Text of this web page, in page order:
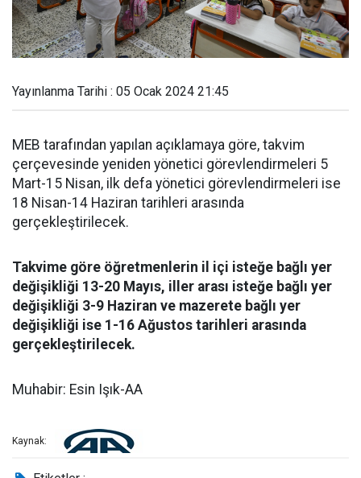
Yayınlanma Tarihi : 05 Ocak 2024 21:45
MEB tarafından yapılan açıklamaya göre, takvim
çerçevesinde yeniden yönetici görevlendirmeleri 5
Mart-15 Nisan, ilk defa yönetici görevlendirmeleri ise
18 Nisan-14 Haziran tarihleri arasında
gerçekleştirilecek.
Takvime göre öğretmenlerin il içi isteğe bağlı yer
değişikliği 13-20 Mayıs, iller arası isteğe bağlı yer
değişikliği 3-9 Haziran ve mazerete bağlı yer
değişikliği ise 1-16 Ağustos tarihleri arasında
gerçekleştirilecek.
Muhabir: Esin Işık-AA
Kaynak: